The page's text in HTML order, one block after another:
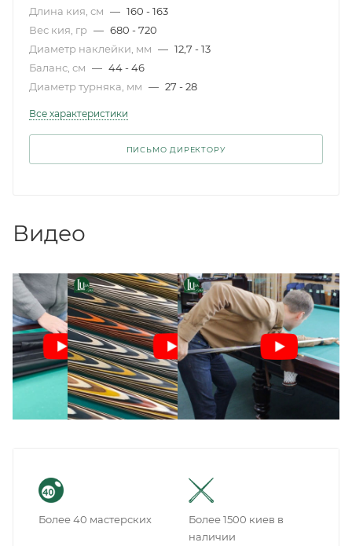
Длина кия, см — 160 - 163
Вес кия, гр — 680 - 720
Диаметр наклейки, мм — 12,7 - 13
Баланс, см — 44 - 46
Диаметр турняка, мм — 27 - 28
Все характеристики
ПИСЬМО ДИРЕКТОРУ
Видео
Более 40 мастерских
Более 1500 киев в
наличии